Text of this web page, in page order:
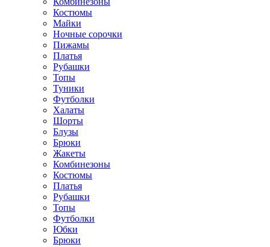
Костюмы
Майки
Ночные сорочки
Пижамы
Платья
Рубашки
Топы
Туники
Футболки
Халаты
Шорты
Блузы
Брюки
Жакеты
Комбинезоны
Костюмы
Платья
Рубашки
Топы
Футболки
Юбки
Брюки